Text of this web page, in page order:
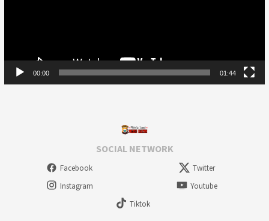
00:00 01:44
SOCIAL NETWORK
Facebook
Twitter
Instagram
Youtube
Tiktok